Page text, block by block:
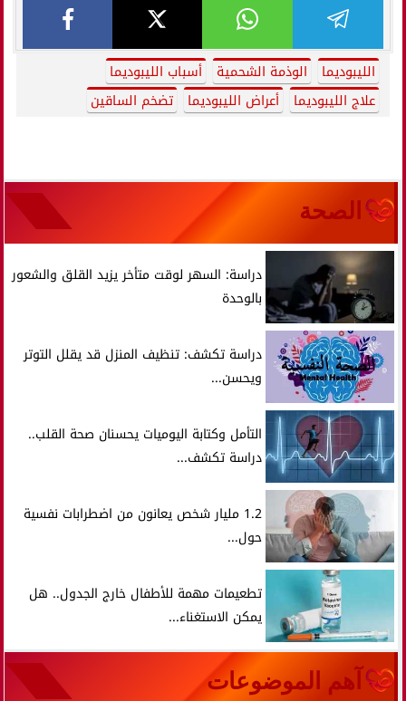
الليبوديما الوذمة الشحمية
أسباب الليبوديما
علاج الليبوديما
أعراض الليبوديما تضخم الساقين
الصحة
دراسة: السهر لوقت متأخر يزيد القلق والشعور
بالوحدة
دراسة تكشف: تنظيف المنزل قد يقلل التوتر
ويحسن...
التأمل وكتابة اليوميات يحسنان صحة القلب..
دراسة تكشف...
1.2 مليار شخص يعانون من اضطرابات نفسية
حول...
تطعيمات مهمة للأطفال خارج الجدول.. هل
يمكن الاستغناء...
آهم الموضوعات